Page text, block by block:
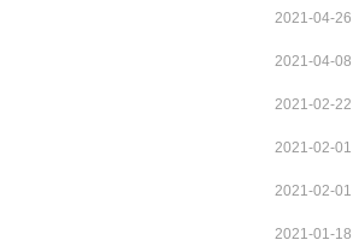
2021-04-26
2021-04-08
2021-02-22
2021-02-01
2021-02-01
2021-01-18